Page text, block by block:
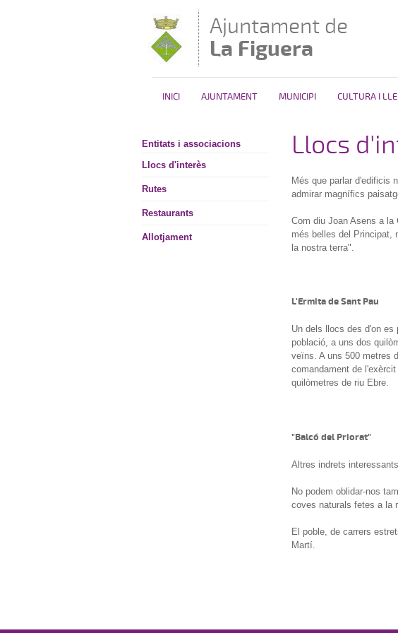
Ajuntament de
La Figuera
INICI AJUNTAMENT MUNICIPI CULTURA I
Entitats i associacions
Llocs d'interès
Rutes
Restaurants
Allotjament
Llocs
Més que parlar d'edificis
admirar magnífics
Com diu Joan Asens a la
més belles del Principat,
la nostra terra".
L'Ermita de Sant Pau
Un dels llocs des d'on es
població, a uns dos
veïns. A uns 500 metres
comandament de
quilòmetres de riu Ebre.
"Balcó del Priorat"
Altres indrets
No podem oblidar-nos
coves naturals fetes a la
El poble, de carrers
Martí.